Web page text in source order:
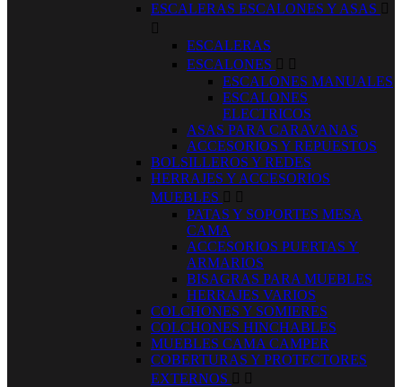
ESCALERAS ESCALONES Y ASAS 

ESCALERAS
ESCALONES  
ESCALONES MANUALES
ESCALONES
ELECTRICOS
ASAS PARA CARAVANAS
ACCESORIOS Y REPUESTOS
BOLSILLEROS Y REDES
HERRAJES Y ACCESORIOS
MUEBLES  
PATAS Y SOPORTES MESA
CAMA
ACCESORIOS PUERTAS Y
ARMARIOS
BISAGRAS PARA MUEBLES
HERRAJES VARIOS
COLCHONES Y SOMIERES
COLCHONES HINCHABLES
MUEBLES CAMA CAMPER
COBERTURAS Y PROTECTORES
EXTERNOS  